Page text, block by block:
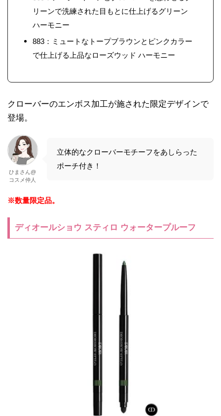
リーンで洗練された目もとに仕上げるグリーン
ハーモニー
883：ミュートなトープブラウンとピンクカラー
で仕上げる上品なローズウッド ハーモニー
クローバーのエンボス加工が施された限定デザインで
登場。
ひまさん@
コスメ仲人
立体的なクローバーモチーフをあしらった
ポーチ付き！
※数量限定品。
ディオールショウ スティロ ウォータープルーフ